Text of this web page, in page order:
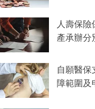
人壽保
產承辦分
自願醫保
障範圍及